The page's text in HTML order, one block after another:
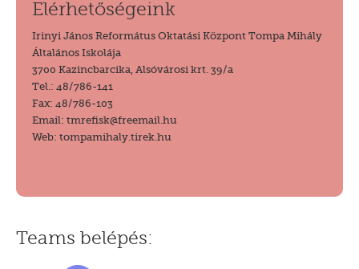
Elérhetőségeink
Irinyi János Református Oktatási Központ Tompa Mihály
Általános Iskolája
3700 Kazincbarcika, Alsóvárosi krt. 39/a
Tel.: 48/786-141
Fax: 48/786-103
Email: tmrefisk@freemail.hu
Web: tompamihaly.tirek.hu
Teams belépés: